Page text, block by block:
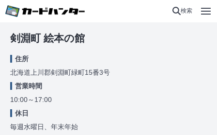
検索
剣淵町 絵本の館
住所
北海道上川郡剣淵町緑町15番3号
営業時間
10:00～17:00
休日
毎週水曜日、年末年始